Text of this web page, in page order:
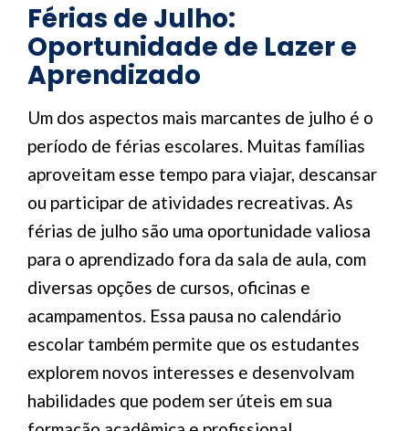
Férias de Julho:
Oportunidade de Lazer e
Aprendizado
Um dos aspectos mais marcantes de julho é o
período de férias escolares. Muitas famílias
aproveitam esse tempo para viajar, descansar
ou participar de atividades recreativas. As
férias de julho são uma oportunidade valiosa
para o aprendizado fora da sala de aula, com
diversas opções de cursos, oficinas e
acampamentos. Essa pausa no calendário
escolar também permite que os estudantes
explorem novos interesses e desenvolvam
habilidades que podem ser úteis em sua